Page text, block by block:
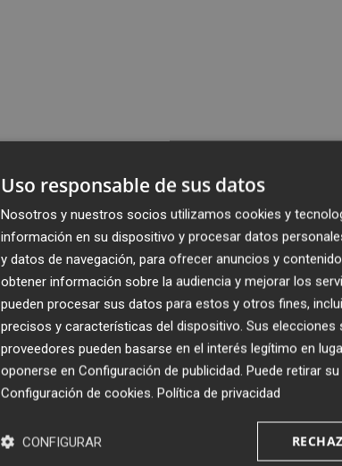
Uso responsable de sus datos
Nosotros y nuestros socios utilizamos cookies y
información en su dispositivo y procesar datos
y datos de navegación, para ofrecer anuncios y
obtener información sobre la audiencia y mejorar los
pueden procesar sus datos para estos y otros fines,
precisos y características del dispositivo. Sus
proveedores pueden basarse en el interés legítimo en
oponerse en Configuración de publicidad. Puede retirar
Configuración de cookies. Política de privacidad
CONFIGURAR